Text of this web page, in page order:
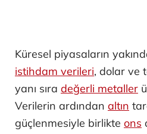
Küresel piyasaların
istihdam verileri, dolar ve
yanı sıra değerli metaller
Verilerin ardından altın
güçlenmesiyle birlikte ons